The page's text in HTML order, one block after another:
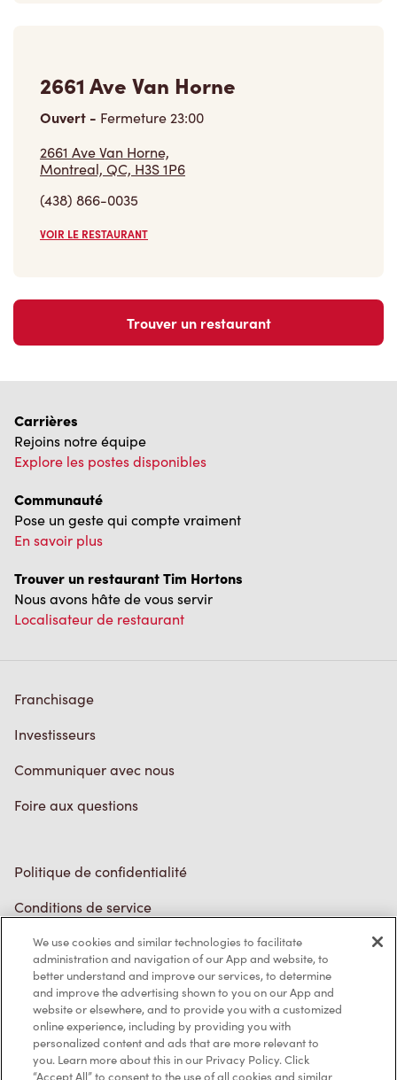
2661 Ave Van Horne
Ouvert - Fermeture23:00
2661 Ave Van Horne,
Montreal, QC, H3S 1P6
(438) 866-0035
VOIR LE RESTAURANT
Trouver un restaurant
Carrières
Rejoins notre équipe
Explore les postes disponibles
Communauté
Pose un geste qui compte vraiment
En savoir plus
Trouver un restaurant Tim Hortons
Nous avons hâte de vous servir
Localisateur de restaurant
Franchisage
Investisseurs
Communiquer avec nous
Foire aux questions
Politique de confidentialité
Conditions de service
Marques de commerce
Accessibilité
Diagnostic
Contactez-nous
We use cookies and similar technologies to facilitate
administration and navigation of our App and website, to
better understand and improve our services, to determine
and improve the advertising shown to you on our App and
website or elsewhere, and to provide you with a customized
online experience, including by providing you with
personalized content and ads that are more relevant to
you. Learn more about this in our Privacy Policy. Click
“Accept All” to consent to the use of all cookies and similar